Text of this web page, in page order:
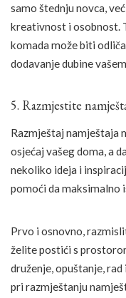
samo štednju novca,
kreativnost i osobnost.
komada može biti
dodavanje dubine
5. Razmjestite
Razmještaj namještaja
osjećaj vašeg doma, a
nekoliko ideja i
pomoći da
Prvo i osnovno,
želite postići s
druženje, opuštanje,
pri razmještanju